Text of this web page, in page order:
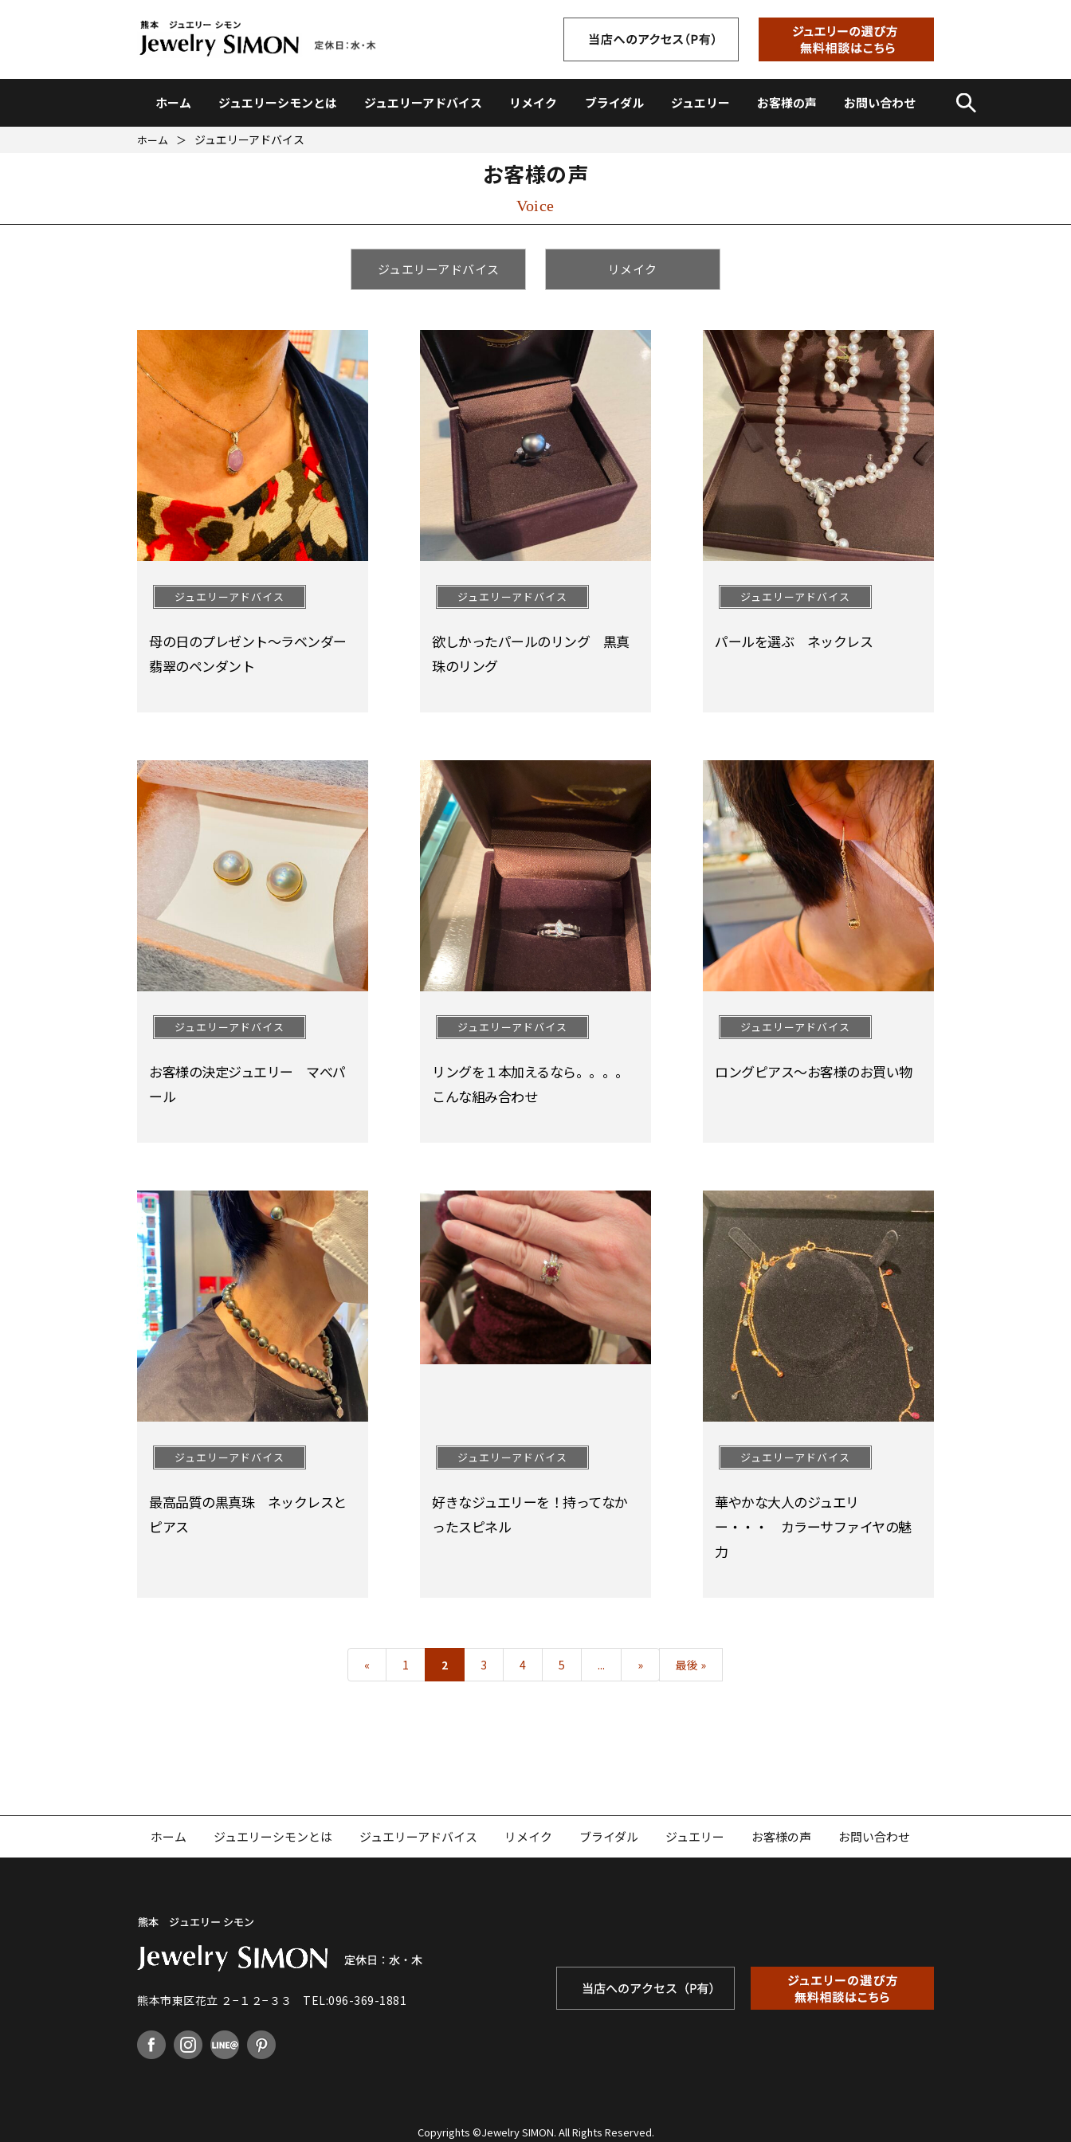
ホーム ジュエリーシモンとは ジュエリーアドバイス リメイク ブライダル ジュエリー お客様の声 お問い合わせ
ホーム ＞ ジュエリーアドバイス
お客様の声
Voice
ジュエリーアドバイス リメイク
ジュエリーアドバイス
母の日のプレゼント〜ラベンダー
翡翠のペンダント
ジュエリーアドバイス
欲しかったパールのリング 黒真
珠のリング
ジュエリーアドバイス
パールを選ぶ ネックレス
ジュエリーアドバイス
お客様の決定ジュエリー マべパ
ール
ジュエリーアドバイス
リングを１本加えるなら。。。。
こんな組み合わせ
ジュエリーアドバイス
ロングピアス〜お客様のお買い物
ジュエリーアドバイス
最高品質の黒真珠 ネックレスと
ピアス
ジュエリーアドバイス
好きなジュエリーを！持ってなか
ったスピネル
ジュエリーアドバイス
華やかな大人のジュエリ
ー・・・ カラーサファイヤの魅
力
« 1 2 3 4 5 ... » 最後 »
ホーム ジュエリーシモンとは ジュエリーアドバイス リメイク ブライダル ジュエリー お客様の声 お問い合わせ
熊本市東区花立 ２−１２−３３ TEL:096-369-1881
Copyrights ©Jewelry SIMON. All Rights Reserved.